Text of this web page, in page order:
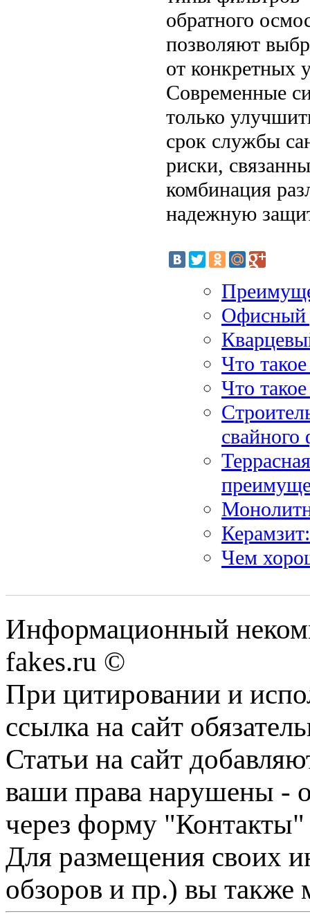
обратного
позволяют
от конкретных
Современные
только
срок службы
риски,
комбинация
надежную
Офисный
Что
Что
свайного
Чем
Информационный
fakes.ru ©
При цитировании и
ссылка на сайт
Статьи на сайт
ваши права нарушены -
через форму "Контакты"
Для размещения своих
обзоров и пр.) вы также